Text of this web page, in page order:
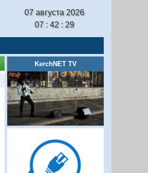
07 августа 2026
07 : 42 : 30
KerchNET TV